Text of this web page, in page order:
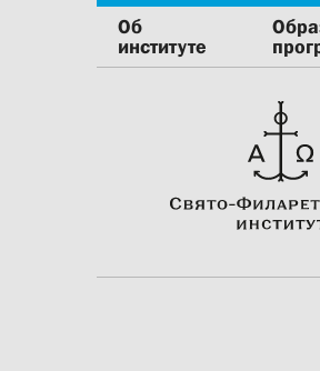
Об
институте